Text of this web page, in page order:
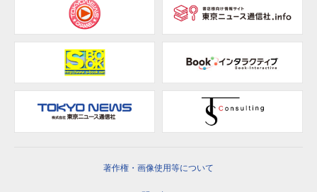
著作権・画像使用等について